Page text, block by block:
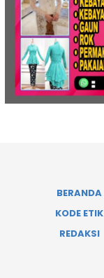
BERANDA
KODE ETIK
REDAKSI